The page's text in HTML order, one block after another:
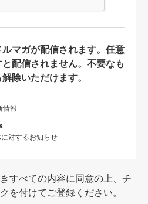
マガが配信されます。任意
配信されません。不要なも
除いただけます。
情報
対するお知らせ
すべての内容に同意の上、チ
を付けてご登録ください。